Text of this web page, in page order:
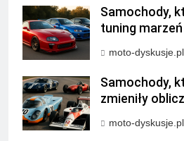
Samochody,
tuning marzeń
moto-dyskusje.pl
Samochody,
zmieniły
moto-dyskusje.pl